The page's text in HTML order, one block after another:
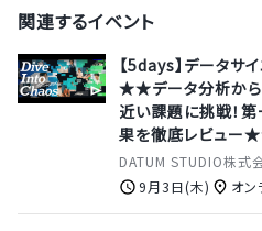
関連するイベント
【5days】データサ
★★データ分析から
近い課題に挑戦！
果を徹底レビュー
DATUM STUDIO株式
9月3日(木)
オン